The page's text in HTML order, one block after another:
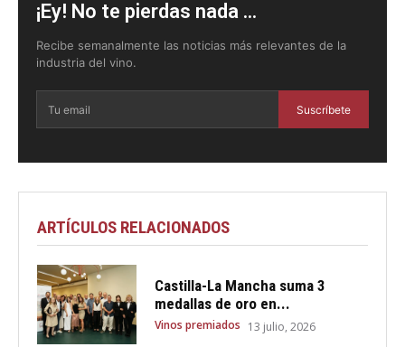
¡Ey! No te pierdas nada ...
Recibe semanalmente las noticias más relevantes de la
industria del vino.
Suscríbete
ARTÍCULOS RELACIONADOS
Castilla-La Mancha suma 3
medallas de oro en...
Vinos premiados 13 julio, 2026